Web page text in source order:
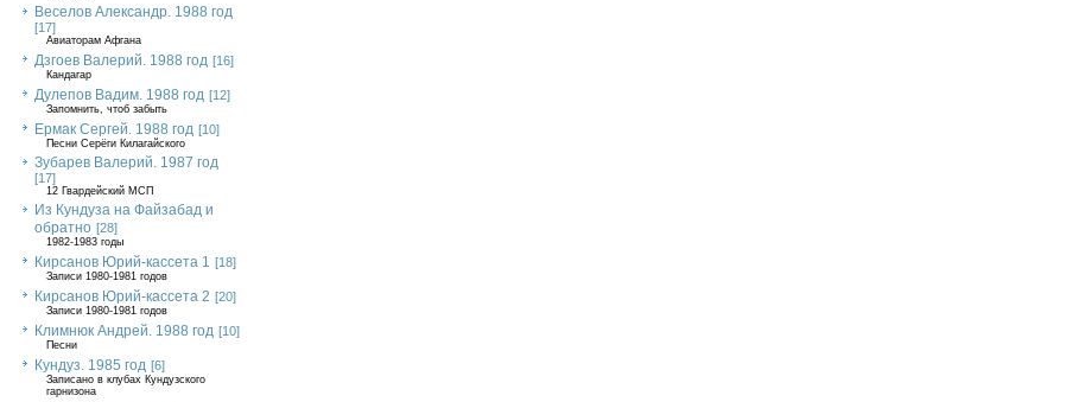
Веселов Александр. 1988 год
[17]
Авиаторам Афгана
Дзгоев Валерий. 1988 год [16]
Кандагар
Дулепов Вадим. 1988 год [12]
Запомнить, чтоб забыть
Ермак Сергей. 1988 год [10]
Песни Серёги Килагайского
Зубарев Валерий. 1987 год
[17]
12 Гвардейский МСП
Из Кундуза на Файзабад и
обратно [28]
1982-1983 годы
Кирсанов Юрий-кассета 1 [18]
Записи 1980-1981 годов
Кирсанов Юрий-кассета 2 [20]
Записи 1980-1981 годов
Климнюк Андрей. 1988 год [10]
Песни
Кундуз. 1985 год [6]
Записано в клубах Кундузского
гарнизона